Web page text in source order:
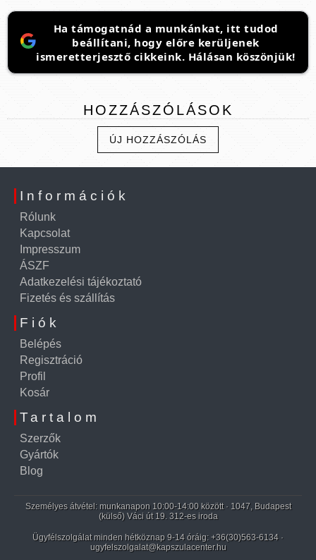
Ha támogatnád a munkánkat, itt tudod
beállítani, hogy előre kerüljenek
ismeretterjesztő cikkeink. Hálásan köszönjük!
HOZZÁSZÓLÁSOK
ÚJ HOZZÁSZÓLÁS
Információk
Rólunk
Kapcsolat
Impresszum
ÁSZF
Adatkezelési tájékoztató
Fizetés és szállítás
Fiók
Belépés
Regisztráció
Profil
Kosár
Tartalom
Szerzők
Gyártók
Blog
Személyes átvétel: munkanapon 10:00-14:00 között · 1047, Budapest
(külső) Váci út 19. 312-es iroda
Ügyfélszolgálat minden hétköznap 9-14 óráig: +36(30)563-6134 ·
ugyfelszolgalat@kapszulacenter.hu